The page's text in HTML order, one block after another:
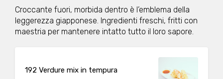
Croccante fuori, morbida dentro è l’emblema della
leggerezza giapponese. Ingredienti freschi, fritti con
maestria per mantenere intatto tutto il loro sapore.
192 Verdure mix in tempura